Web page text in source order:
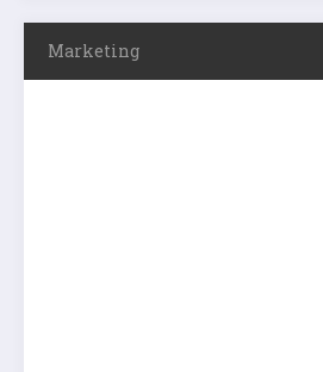
Marketing